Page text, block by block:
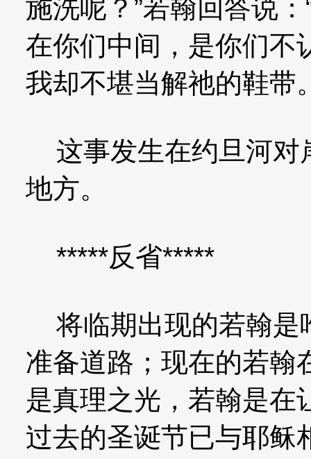
施洗呢？”若翰回答说
在你们中间，是你们不
我却不堪当解祂的鞋带
这事发生在约旦河对
地方。
*****反省*****
将临期出现的若翰是
准备道路；现在的若翰
是真理之光，若翰是在
过去的圣诞节已与耶稣